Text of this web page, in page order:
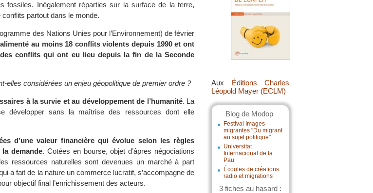
Aux Éditions Charles
Léopold Mayer (ECLM)
Blog de Modop
Festival Images
migrantes "Du migrant
au sujet politique"
Universitat
Internacional de la
Pau
Écoutes de créations
radio et migrations
3 fiches au hasard :
fossiles. Inégalement réparties sur la surface de la terre,
conflits partout dans le monde.
des Nations Unies pour l’Environnement) de février
au moins 18 conflits violents depuis 1990 et ont
conflits qui ont eu lieu depuis la fin de la Seconde
elles considérées un enjeu géopolitique de premier ordre ?
à la survie et au développement de l’humanité. La
développer sans la maîtrise des ressources dont elle
d’une valeur financière qui évolue selon les règles
demande. Cotées en bourse, objet d’âpres négociations
ressources naturelles sont devenues un marché à part
a fait de la nature un commerce lucratif, s’accompagne de
objectif final l’enrichissement des acteurs.